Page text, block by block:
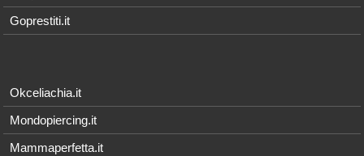
Goprestiti.it
Okceliachia.it
Mondopiercing.it
Mammaperfetta.it